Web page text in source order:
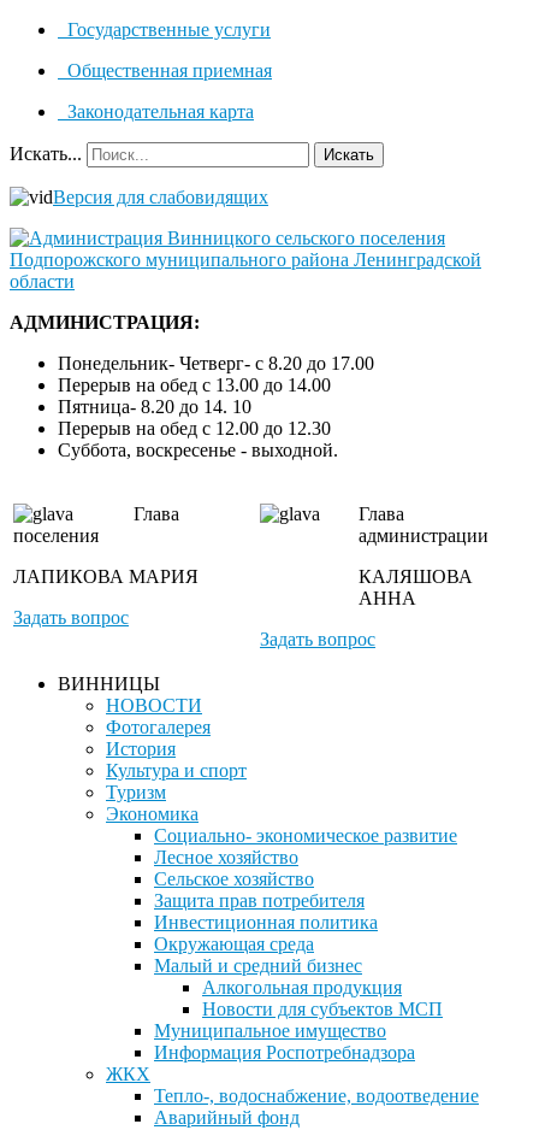
Государственные услуги
Общественная приемная
Законодательная карта
Искать... Искать
Версия для слабовидящих
АДМИНИСТРАЦИЯ:
Понедельник- Четверг- с 8.20 до 17.00
Перерыв на обед с 13.00 до 14.00
Пятница- 8.20 до 14. 10
Перерыв на обед с 12.00 до 12.30
Суббота, воскресенье - выходной.
Глава
поселения
ЛАПИКОВА МАРИЯ
Задать вопрос
Глава
администрации
КАЛЯШОВА
АННА
Задать вопрос
ВИННИЦЫ
НОВОСТИ
Фотогалерея
История
Культура и спорт
Туризм
Экономика
Социально- экономическое развитие
Лесное хозяйство
Сельское хозяйство
Защита прав потребителя
Инвестиционная политика
Окружающая среда
Малый и средний бизнес
Алкогольная продукция
Новости для субъектов МСП
Муниципальное имущество
Информация Роспотребнадзора
ЖКХ
Тепло-, водоснабжение, водоотведение
Аварийный фонд